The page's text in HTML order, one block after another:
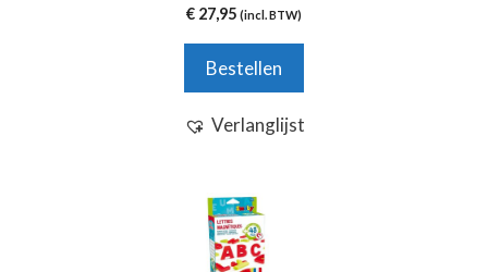
4.50
van 5
€ 27,95 (incl. BTW)
Bestellen
Verlanglijst